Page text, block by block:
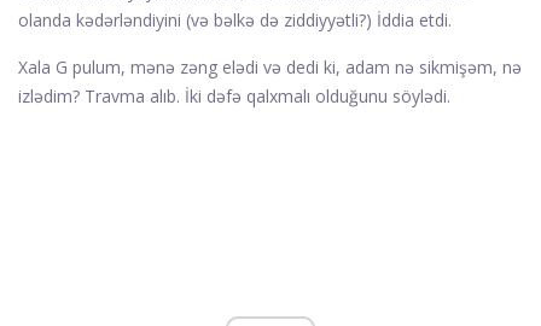
olanda kədərləndiyini (və bəlkə də ziddiyyətli?) İddia etdi.
Xala G pulum, mənə zəng elədi və dedi ki, adam nə sikmişəm, nə
izlədim? Travma alıb. İki dəfə qalxmalı olduğunu söylədi.